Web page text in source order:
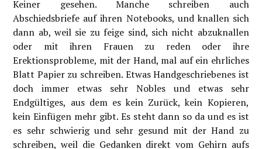
Keiner gesehen. Manche schreiben auch
Abschiedsbriefe auf ihren Notebooks, und knallen sich
dann ab, weil sie zu feige sind, sich nicht abzuknallen
oder mit ihren Frauen zu reden oder ihre
Erektionsprobleme, mit der Hand, mal auf ein ehrliches
Blatt Papier zu schreiben. Etwas Handgeschriebenes ist
doch immer etwas sehr Nobles und etwas sehr
Endgültiges, aus dem es kein Zurück, kein Kopieren,
kein Einfügen mehr gibt. Es steht dann so da und es ist
es sehr schwierig und sehr gesund mit der Hand zu
schreiben, weil die Gedanken direkt vom Gehirn aufs